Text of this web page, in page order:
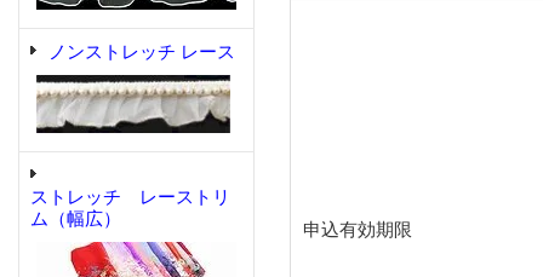
ノンストレッチ レース
ストレッチ レーストリ
ム（幅広）
申込有効期限